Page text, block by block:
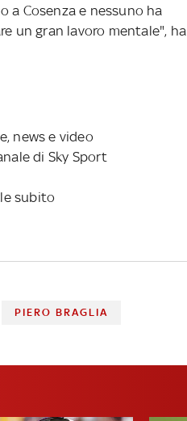
a Cosenza e nessuno ha
un gran lavoro mentale", ha
news e video
di Sky Sport
subito
PIERO BRAGLIA